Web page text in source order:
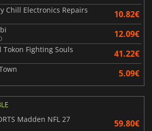
Chill Electronics Repairs 10.82€
12.09€
Tokon Fighting Souls 41.22€
5.09€
Madden NFL 27
59.80€